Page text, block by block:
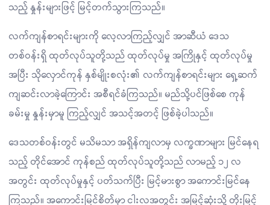
သည့် နှုန်းများဖြင့် မြင့်တက်သွားကြသည်။
လက်ကျန်စာရင်းများကို လေ့လာကြည့်လျှင် အာဆီယံ ဒေသ
တစ်ဝန်းရှိ ထုတ်လုပ်သူတို့သည် ထုတ်လုပ်မှု အကြိုနှင့် ထုတ်လုပ်မှု
အပြီး သိုလှောင်ကုန် နှစ်မျိုးစလုံး၏ လက်ကျန်စာရင်းများ ရှေ့ဆက်
ကျဆင်းလာခဲ့ကြောင်း အစီရင်ခံကြသည်။ မည်သို့ပင်ဖြစ်စေ ကုန်
ခမ်းမှု နှုန်းမှာမူ ကြည့်လျှင် အသင့်အတင့် ဖြစ်ခဲ့ပါသည်။
ဒေသတစ်ဝန်းတွင် မသိမသာ အရှိန်ကျလာမှ လက္ခဏာများ မြင်နေရ
သည့် တိုင်အောင် ကုန်စည် ထုတ်လုပ်သူတို့သည် လာမည့် ၁၂ လ
အတွင်း ထုတ်လုပ်မှုနှင့် ပတ်သက်ပြီး မြင့်မားစွာ အကောင်းမြင်နေ
ကြသည်။ အကောင်းမြင်စိတ်မှာ ငါးလအတွင်း အမြင့်ဆုံးသို့ တိုးမြင့်